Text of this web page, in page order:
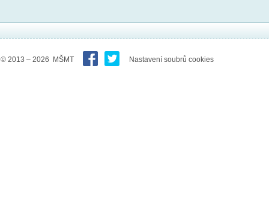
© 2013 – 2026 MŠMT Nastavení soubrů cookies